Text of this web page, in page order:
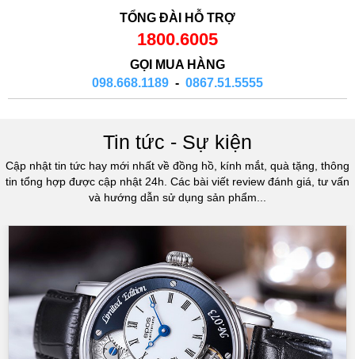
TỔNG ĐÀI HỖ TRỢ
1800.6005
GỌI MUA HÀNG
098.668.1189 - 0867.51.5555
Tin tức - Sự kiện
Cập nhật tin tức hay mới nhất về đồng hồ, kính mắt, quà tặng, thông
tin tổng hợp được cập nhật 24h. Các bài viết review đánh giá, tư vấn
và hướng dẫn sử dụng sản phẩm...